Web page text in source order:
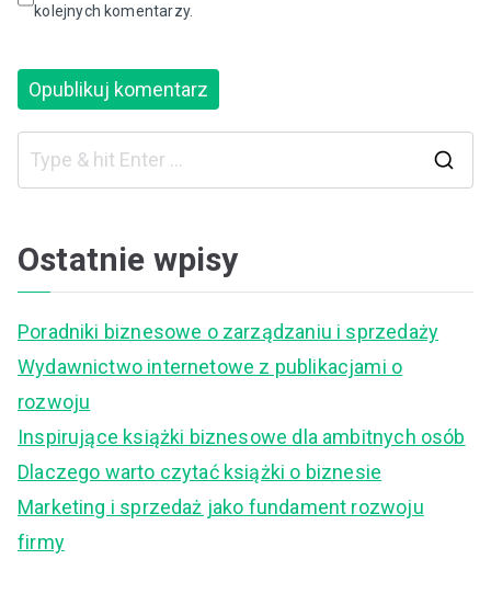
kolejnych komentarzy.
Ostatnie wpisy
Poradniki biznesowe o zarządzaniu i sprzedaży
Wydawnictwo internetowe z publikacjami o
rozwoju
Inspirujące książki biznesowe dla ambitnych osób
Dlaczego warto czytać książki o biznesie
Marketing i sprzedaż jako fundament rozwoju
firmy